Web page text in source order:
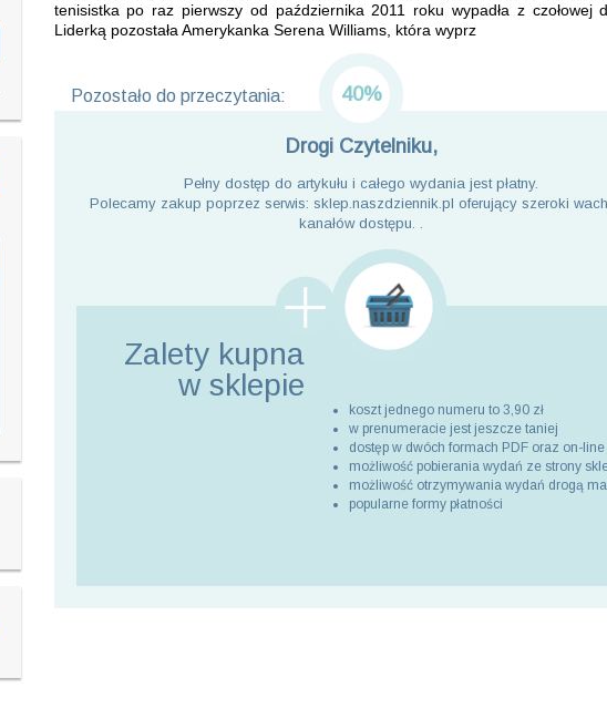
tenisistka po raz pierwszy od października 2011 roku wypadła z czołowej
Liderką pozostała Amerykanka Serena Williams, która wyprz
Pozostało do przeczytania: 40%
Drogi Czytelniku,
Pełny dostęp do artykułu i całego wydania jest płatny.
Polecamy zakup poprzez serwis: sklep.naszdziennik.pl oferujący szeroki
kanałów dostępu. .
Zalety kupna
w sklepie
koszt jednego numeru to 3,90 zł
w prenumeracie jest jeszcze taniej
dostęp w dwóch formach PDF oraz on-line
możliwość pobierania wydań ze strony
możliwość otrzymywania wydań drogą
popularne formy płatności